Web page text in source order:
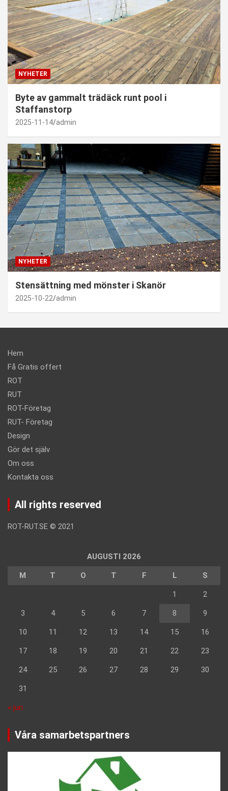
NYHETER
Byte av gammalt trädäck runt pool i
Staffanstorp
2025-11-14 admin
NYHETER
Stensättning med mönster i Skanör
2025-10-22 admin
Hem
Få Gratis offert
ROT
RUT
ROT-Företag
RUT- Företag
Design
Gör det själv
Om oss
Kontakta oss
All rights reserved
ROT-RUT.SE © 2021
AUGUSTI 2026
M T O T F L S
1 2
3 4 5 6 7 8 9
10 11 12 13 14 15 16
17 18 19 20 21 22 23
24 25 26 27 28 29 30
31
« jun
Våra samarbetspartners